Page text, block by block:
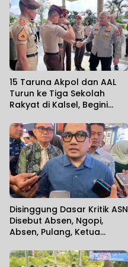
15 Taruna Akpol dan AAL
Turun ke Tiga Sekolah
Rakyat di Kalsel, Begini
Disinggung Dasar Kritik ASN
Disebut Absen, Ngopi,
Absen, Pulang, Ketua
Wartawan Menilai Sendiri